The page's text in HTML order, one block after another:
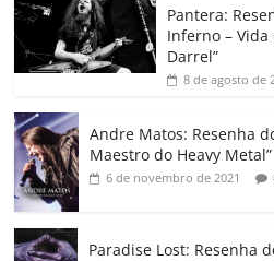
o
k
p
Pantera:
Inferno –
Darrel”
8 de agosto de
Andre Matos: Resenha
Maestro do Heavy Metal”
6 de novembro de 2021
Paradise Lost: Resenha